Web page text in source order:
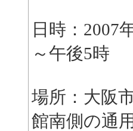
日時：
～午後5時
場所：大阪
館南側の通